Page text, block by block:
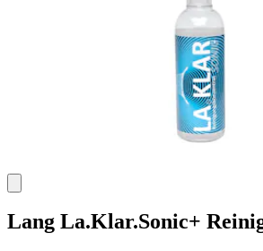
Lang La.Klar.Sonic+